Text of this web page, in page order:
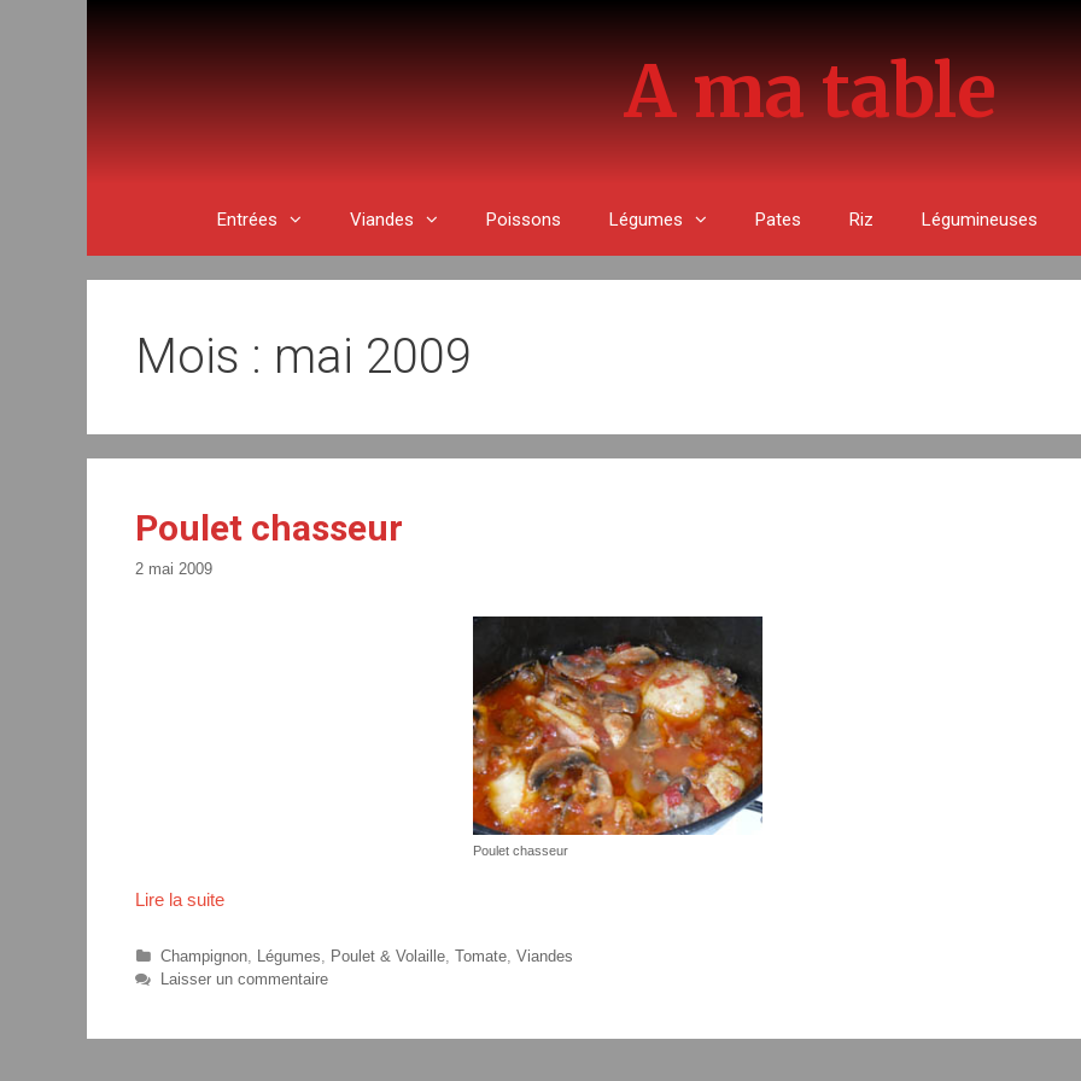
A ma table
Entrées Viandes Poissons Légumes Pates Riz Légumineuses
Mois : mai 2009
Poulet chasseur
2 mai 2009
Poulet chasseur
Lire la suite
u
l
C
Champignon, Légumes Poulet & Volaille, Tomate, Viandes
Laisser un commentaire